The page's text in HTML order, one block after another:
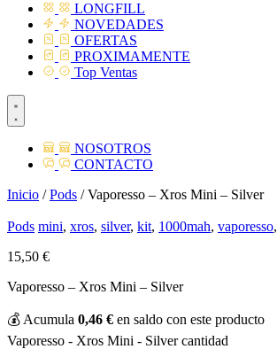
LONGFILL
NOVEDADES
OFERTAS
PROXIMAMENTE
Top Ventas
NOSOTROS
CONTACTO
Inicio /Pods / Vaporesso – Xros Mini – Silver
Pods mini, xros, silver, kit, 1000mah, vaporesso,
15,50 €
Vaporesso – Xros Mini – Silver
💰 Acumula 0,46 € en saldo con este producto
Vaporesso - Xros Mini - Silver cantidad